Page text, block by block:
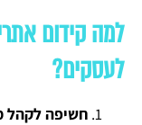
למה קידום
לעסקים?
חשיפה לקהל